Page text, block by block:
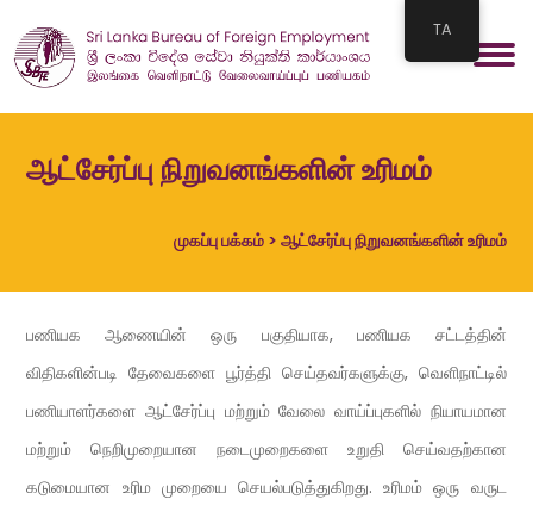
ஆட்சேர்ப்பு நிறுவனங்களின் உரிமம்
முகப்பு பக்கம்> ஆட்சேர்ப்பு நிறுவனங்களின் உரிமம்
பணியக ஆணையின் ஒரு பகுதியாக, பணியக சட்டத்தின்
விதிகளின்படி தேவைகளை பூர்த்தி செய்தவர்களுக்கு, வெளிநாட்டில்
பணியாளர்களை ஆட்சேர்ப்பு மற்றும் வேலை வாய்ப்புகளில் நியாயமான
மற்றும் நெறிமுறையான நடைமுறைகளை உறுதி செய்வதற்கான
கடுமையான உரிம முறையை செயல்படுத்துகிறது. உரிமம் ஒரு வருட
TA